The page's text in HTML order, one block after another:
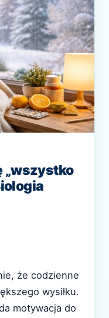
„wszystko
że codzienne
wysiłku.
motywacja do